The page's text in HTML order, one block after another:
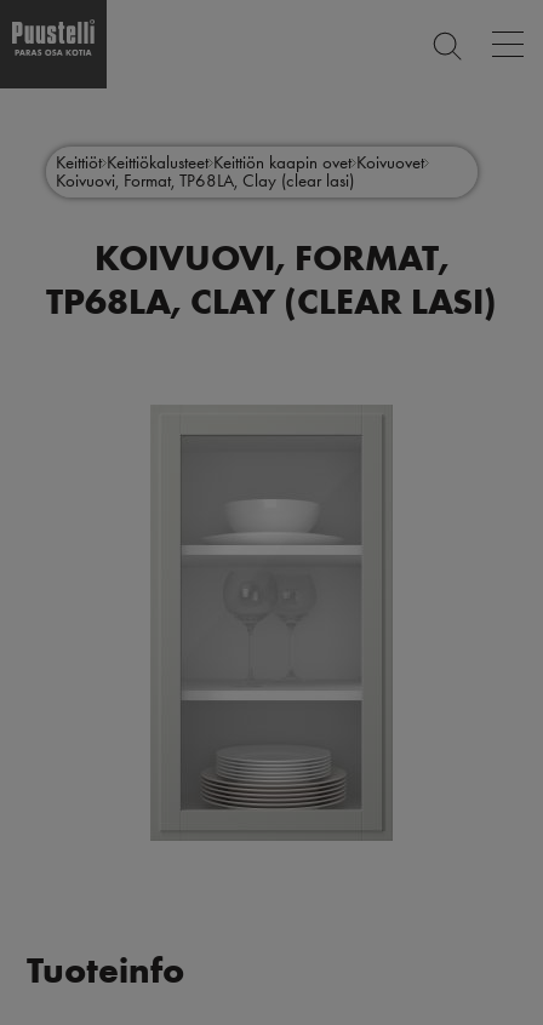
menu
Keittiöt Keittiökalusteet Keittiön kaapin ovet Koivuovet
Koivuovi, Format, TP68LA, Clay (clear lasi)
KOIVUOVI, FORMAT,
TP68LA, CLAY (CLEAR LASI)
Tuoteinfo